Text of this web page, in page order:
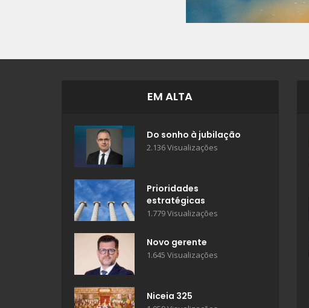
EM ALTA
Do sonho à jubilação
2.136 Visualizações
Prioridades
estratégicas
1.779 Visualizações
Novo gerente
1.645 Visualizações
Niceia 325